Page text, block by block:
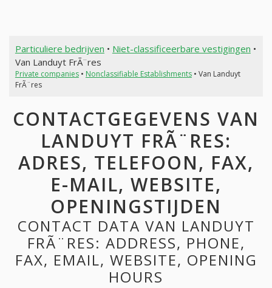
Particuliere bedrijven • Niet-classificeerbare vestigingen •
Van Landuyt FrÃ¨res
Private companies• Nonclassifiable Establishments• Van Landuyt
FrÃ¨res
CONTACTGEGEVENS VAN
LANDUYT FRÃ¨RES:
ADRES, TELEFOON, FAX,
E-MAIL, WEBSITE,
OPENINGSTIJDEN
CONTACT DATA VAN LANDUYT
FRÃ¨RES: ADDRESS, PHONE,
FAX, EMAIL, WEBSITE, OPENING
HOURS